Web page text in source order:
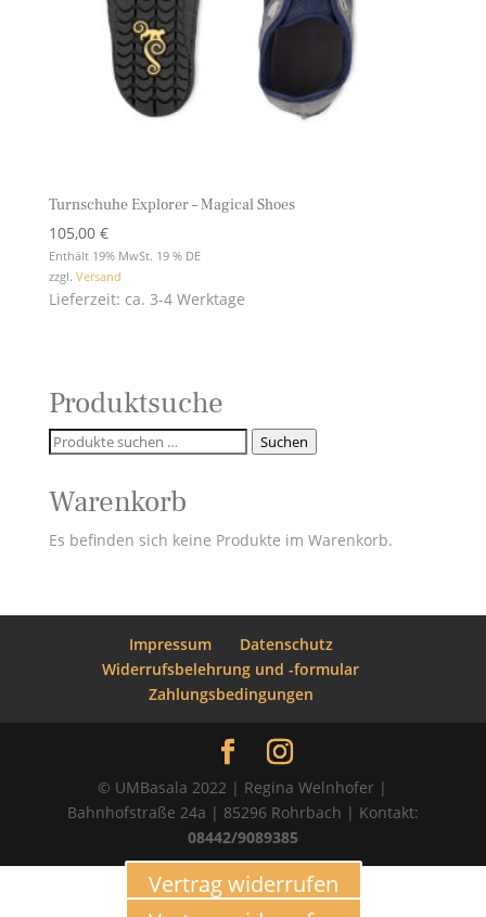
Turnschuhe Explorer – Magical Shoes
105,00 €
Enthält 19% MwSt. 19 % DE
zzgl. Versand
Lieferzeit: ca. 3-4 Werktage
Produktsuche
Suchen
Suchen
Warenkorb
Es befinden sich keine Produkte im Warenkorb.
Impressum
Datenschutz
Widerrufsbelehrung und -formular
Zahlungsbedingungen
© UMBasala 2022 | Regina Welnhofer |
Bahnhofstraße 24a | 85296 Rohrbach | Kontakt:
08442/9089385
Vertrag widerrufen